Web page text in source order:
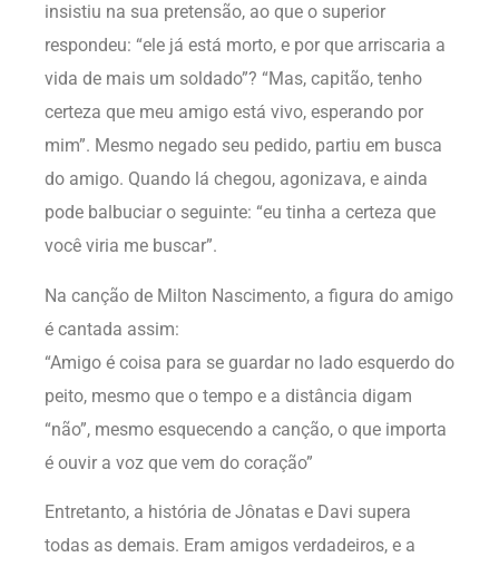
insistiu na sua pretensão, ao que o superior
respondeu: “ele já está morto, e por que arriscaria a
vida de mais um soldado”? “Mas, capitão, tenho
certeza que meu amigo está vivo, esperando por
mim”. Mesmo negado seu pedido, partiu em busca
do amigo. Quando lá chegou, agonizava, e ainda
pode balbuciar o seguinte: “eu tinha a certeza que
você viria me buscar”.
Na canção de Milton Nascimento, a figura do amigo
é cantada assim:
“Amigo é coisa para se guardar no lado esquerdo do
peito, mesmo que o tempo e a distância digam
“não”, mesmo esquecendo a canção, o que importa
é ouvir a voz que vem do coração”
Entretanto, a história de Jônatas e Davi supera
todas as demais. Eram amigos verdadeiros, e a